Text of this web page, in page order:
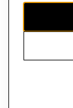
El contenido